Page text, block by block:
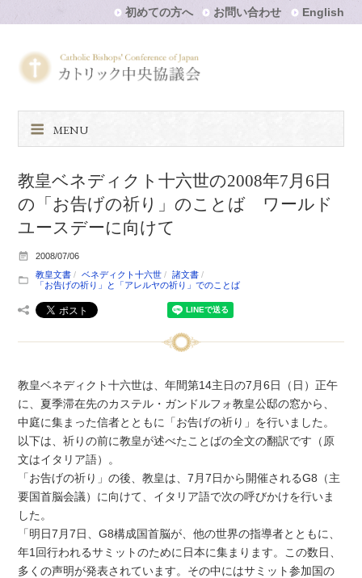
初めての方へ お問い合わせ English
MENU
教皇ベネディクト十六世の2008年7月6日
の「お告げの祈り」のことば ワールド
ユースデーに向けて
2008/07/06
教皇文書
ベネディクト十六世
諸文書
「お告げの祈り」と「アレルヤの祈り」でのことば
教皇ベネディクト十六世は、年間第14主日の7月6日（日）正午
に、夏季滞在先のカステル・ガンドルフォ教皇公邸の窓から、
中庭に集まった信者とともに「お告げの祈り」を行いました。
以下は、祈りの前に教皇が述べたことばの全文の翻訳です（原
文はイタリア語）。
「お告げの祈り」の後、教皇は、7月7日から開催されるG8（主
要国首脳会議）に向けて、イタリア語で次の呼びかけを行いま
した。
「明日7月7日、G8構成国首脳が、他の世界の指導者とともに、
年1回行われるサミットのために日本に集まります。この数日、
多くの声明が発表されています。その中にはサミット参加国の